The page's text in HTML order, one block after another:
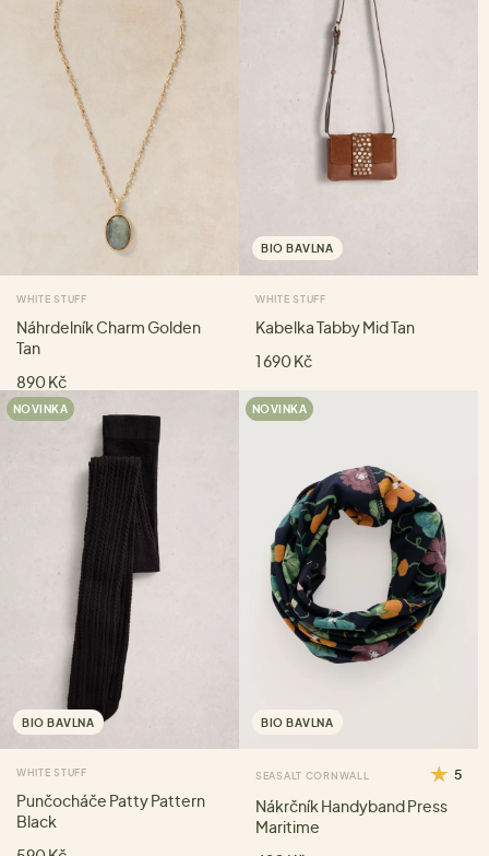
WHITE STUFF
Náhrdelník Charm Golden
Tan
890 Kč
BIO BAVLNA
WHITE STUFF
Kabelka Tabby Mid Tan
1 690 Kč
NOVINKA
BIO BAVLNA
WHITE STUFF
Punčocháče Patty Pattern
Black
NOVINKA
BIO BAVLNA
SEASALT CORNWALL 5
Nákrčník Handyband Press
Maritime